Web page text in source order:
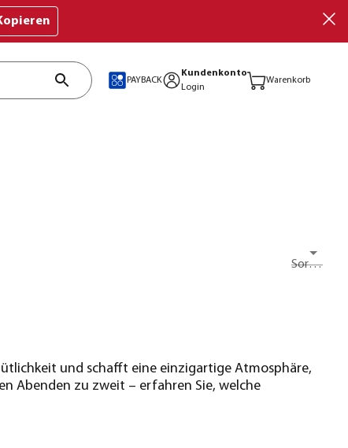
PAYBACK
Kundenkonto
Login
Warenkorb
Sortieren nach
und schafft eine einzigartige Atmosphäre,
Abenden zu zweit – erfahren Sie, welche